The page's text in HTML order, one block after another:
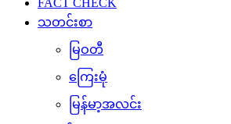
FACT CHECK
သတင်းစာ
မြဝတီ
ကြေးမုံ
မြန်မာ့အလင်း